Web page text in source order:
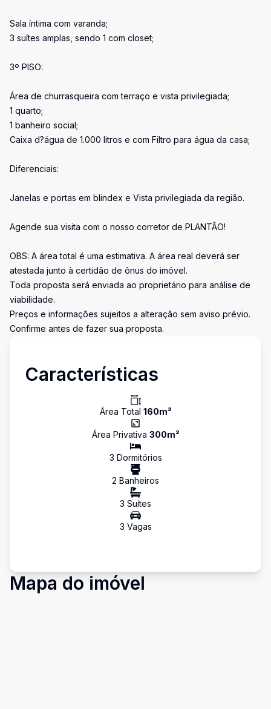
Sala íntima com varanda;
3 suítes amplas, sendo 1 com closet;
3º PISO:
Área de churrasqueira com terraço e vista privilegiada;
1 quarto;
1 banheiro social;
Caixa d?água de 1.000 litros e com Filtro para água da casa;
Diferenciais:
Janelas e portas em blindex e Vista privilegiada da região.
Agende sua visita com o nosso corretor de PLANTÃO!
OBS: A área total é uma estimativa. A área real deverá ser
atestada junto à certidão de ônus do imóvel.
Toda proposta será enviada ao proprietário para análise de
viabilidade.
Preços e informações sujeitos a alteração sem aviso prévio.
Confirme antes de fazer sua proposta.
Características
Área Total 160m²
Área Privativa 300m²
3 Dormitórios
2 Banheiros
3 Suítes
3 Vagas
Mapa do imóvel